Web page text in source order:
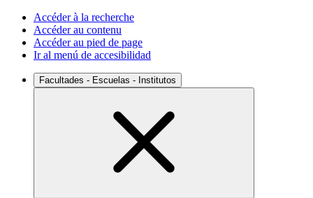
Accéder à la recherche
Accéder au contenu
Accéder au pied de page
Ir al menú de accesibilidad
Facultades - Escuelas - Institutos